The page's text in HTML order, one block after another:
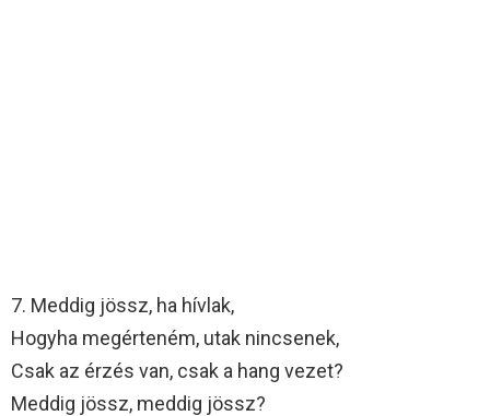
7. Meddig jössz, ha hívlak,
Hogyha megérteném, utak nincsenek,
Csak az érzés van, csak a hang vezet?
Meddig jössz, meddig jössz?